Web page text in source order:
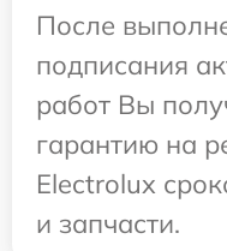
После
подписания
работ Вы
гарантию на
Electrolux
и запчасти.